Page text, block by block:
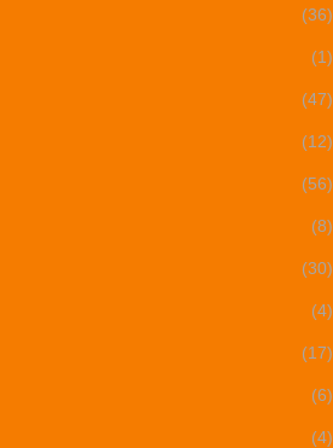
(36)
(1)
(47)
(12)
(56)
(8)
(30)
(4)
(17)
(6)
(4)